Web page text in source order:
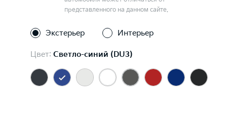
представленного на данном сайте.
Экстерьер Интерьер
Цвет: Светло-синий (DU3)